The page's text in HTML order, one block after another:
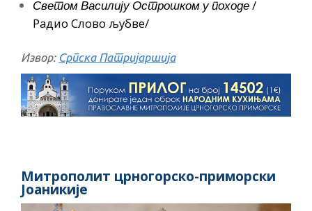
Светом Василију Острошком у походе/
Радио Слово љубве/
Извор: Српска Патријаршија
Митрополит црногорско-приморски
Јоаникије